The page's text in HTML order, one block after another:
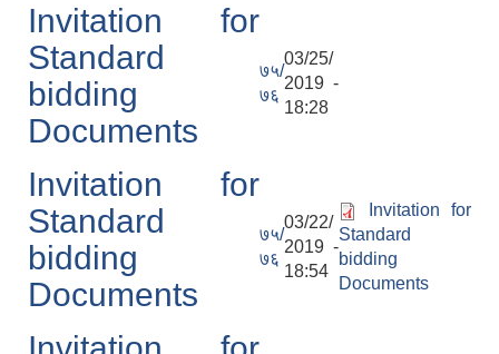
Invitation for
Standard
bidding
Documents
७५/
७६
03/25/
2019 -
18:28
Invitation for
Standard
bidding
Documents
७५/
७६
03/22/
2019 -
18:54
Invitation for
Standard
bidding
Documents